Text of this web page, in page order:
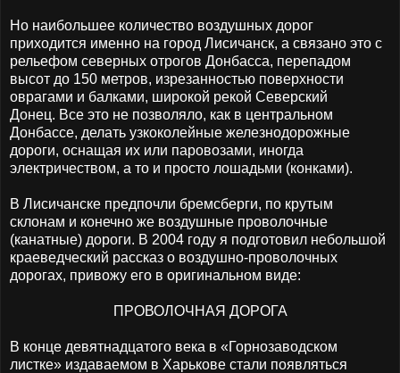
Но наибольшее количество воздушных дорог
приходится именно на город Лисичанск, а связано это с
рельефом северных отрогов Донбасса, перепадом
высот до 150 метров, изрезанностью поверхности
оврагами и балками, широкой рекой Северский
Донец. Все это не позволяло, как в центральном
Донбассе, делать узкоколейные железнодорожные
дороги, оснащая их или паровозами, иногда
электричеством, а то и просто лошадьми (конками).
В Лисичанске предпочли бремсберги, по крутым
склонам и конечно же воздушные проволочные
(канатные) дороги. В 2004 году я подготовил небольшой
краеведческий рассказ о воздушно-проволочных
дорогах, привожу его в оригинальном виде:
ПРОВОЛОЧНАЯ ДОРОГА
В конце девятнадцатого века в «Горнозаводском
листке» издаваемом в Харькове стали появляться